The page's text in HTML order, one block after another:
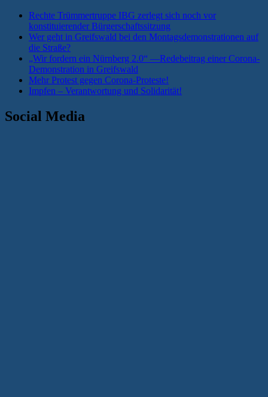
Rechte Trümmertruppe IBG zerlegt sich noch vor
konstituierender Bürgerschaftssitzung
Wer geht in Greifswald bei den Montagsdemonstrationen auf
die Straße?
„Wir fordern ein Nürnberg 2.0“ —Redebeitrag einer Corona-
Demonstration in Greifswald
Mehr Protest gegen Corona-Proteste!
Impfen – Verantwortung und Solidarität!
Social Media